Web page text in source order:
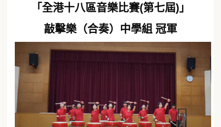
「全港十八區音樂比賽(第七屆)」
敲擊樂（合奏）中學組 冠軍